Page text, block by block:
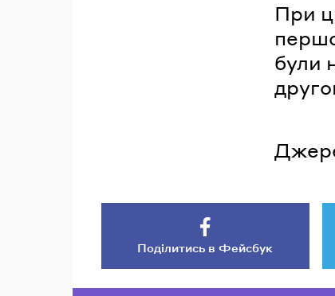
При
були
Поділитись в Фейсбук